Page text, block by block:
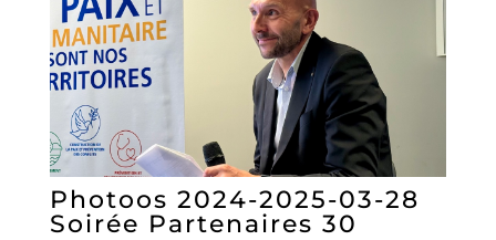
Photoos 2024-2025-03-28
Soirée Partenaires 30